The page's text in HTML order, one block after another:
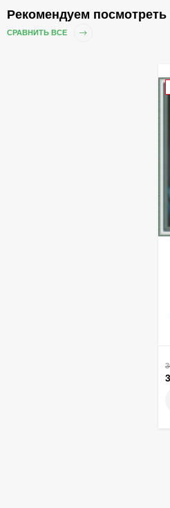
Рекомендуем посмотреть
СРАВНИТЬ ВСЕ